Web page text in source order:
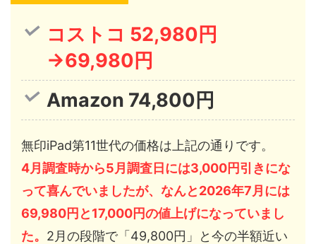
コストコ 52,980円
→69,980円
Amazon 74,800円
無印iPad第11世代の価格は上記の通りです。
4月調査時から5月調査日には3,000円引きにな
って喜んでいましたが、なんと2026年7月には
69,980円と17,000円の値上げになっていまし
た。 2月の段階で「49,800円」と今の半額近い